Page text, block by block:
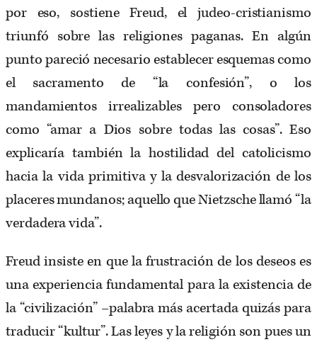
por eso, sostiene Freud, el judeo-cristianismo
triunfó sobre las religiones paganas. En algún
punto pareció necesario establecer esquemas como
el sacramento de “la confesión”, o los
mandamientos irrealizables pero consoladores
como “amar a Dios sobre todas las cosas”. Eso
explicaría también la hostilidad del catolicismo
hacia la vida primitiva y la desvalorización de los
placeres mundanos; aquello que Nietzsche llamó “la
verdadera vida”.
Freud insiste en que la frustración de los deseos es
una experiencia fundamental para la existencia de
la “civilización” –palabra más acertada quizás para
traducir “kultur”. Las leyes y la religión son pues un